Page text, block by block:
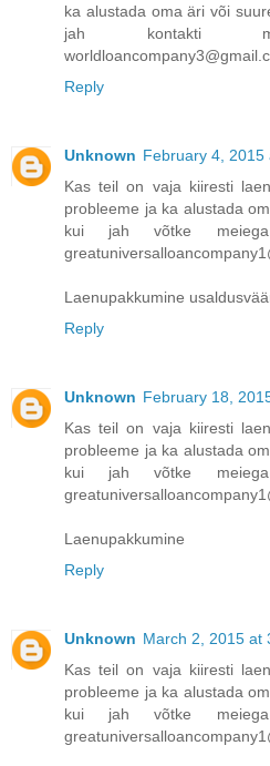
ka alustada oma äri või
jah kontakti
Reply
Unknown February 4, 2015
Kas teil on vaja kiiresti
probleeme ja ka alustada
kui jah võtke
Laenupakkumine
Reply
Unknown February 18,
Kas teil on vaja kiiresti
probleeme ja ka alustada
kui jah võtke
Laenupakkumine
Reply
Unknown March 2, 2015 at
Kas teil on vaja kiiresti
probleeme ja ka alustada
kui jah võtke